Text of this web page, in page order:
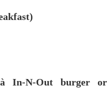
In-N-Out burger or